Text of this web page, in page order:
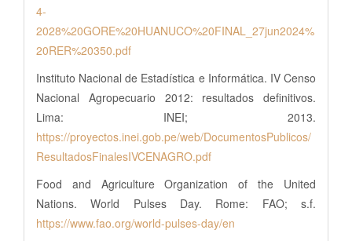
4-
2028%20GORE%20HUANUCO%20FINAL_27jun2024%
20RER%20350.pdf
Instituto Nacional de Estadística e Informática. IV Censo
Nacional Agropecuario 2012: resultados definitivos.
Lima: INEI; 2013.
https://proyectos.inei.gob.pe/web/DocumentosPublicos/
ResultadosFinalesIVCENAGRO.pdf
Food and Agriculture Organization of the United
Nations. World Pulses Day. Rome: FAO; s.f.
https://www.fao.org/world-pulses-day/en